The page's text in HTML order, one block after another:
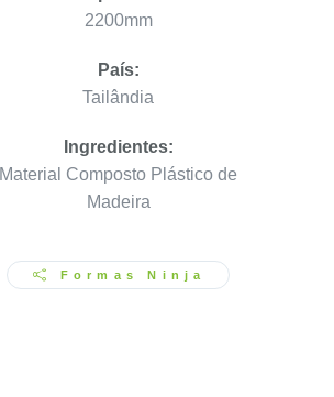
2200mm
País:
Tailândia
Ingredientes:
Material Composto Plástico de
Madeira
Formas Ninja